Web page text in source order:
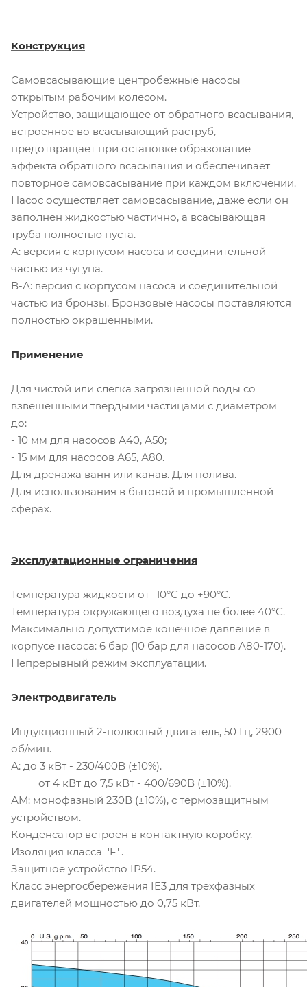
Конструкция
Самовсасывающие центробежные насосы
открытым рабочим колесом.
Устройство, защищающее от обратного всасывания,
встроенное во всасывающий раструб,
предотвращает при остановке образование
эффекта обратного всасывания и обеспечивает
повторное самовсасывание при каждом включении.
Насос осуществляет самовсасывание, даже если он
заполнен жидкостью частично, а всасывающая
труба полностью пуста.
А: версия с корпусом насоса и соединительной
частью из чугуна.
В-А: версия с корпусом насоса и соединительной
частью из бронзы. Бронзовые насосы поставляются
полностью окрашенными.
Применение
Для чистой или слегка загрязненной воды со
взвешенными твердыми частицами с диаметром
до:
- 10 мм для насосов А40, А50;
- 15 мм для насосов А65, А80.
Для дренажа ванн или канав. Для полива.
Для использования в бытовой и промышленной
сферах.
Эксплуатационные ограничения
Температура жидкости от -10°С до +90°С.
Температура окружающего воздуха не более 40°С.
Максимально допустимое конечное давление в
корпусе насоса: 6 бар (10 бар для насосов А80-170).
Непрерывный режим эксплуатации.
Электродвигатель
Индукционный 2-полюсный двигатель, 50 Гц, 2900
об/мин.
А: до 3 кВт - 230/400В (±10%).
от 4 кВт до 7,5 кВт - 400/690В (±10%).
АМ: монофазный 230В (±10%), с термозащитным
устройством.
Конденсатор встроен в контактную коробку.
Изоляция класса ''F''.
Защитное устройство IP54.
Класс энергосбережения IE3 для трехфазных
двигателей мощностью до 0,75 кВт.